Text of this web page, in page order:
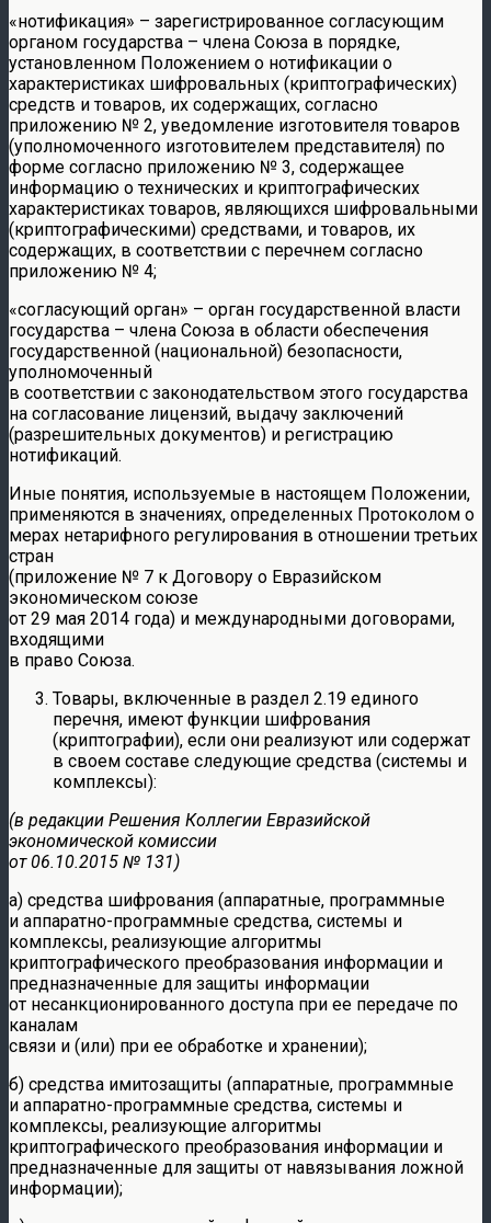
«нотификация» – зарегистрированное согласующим
органом государства – члена Союза в порядке,
установленном Положением о нотификации о
характеристиках шифровальных (криптографических)
средств и товаров, их содержащих, согласно
приложению № 2, уведомление изготовителя товаров
(уполномоченного изготовителем представителя) по
форме согласно приложению № 3, содержащее
информацию о технических и криптографических
характеристиках товаров, являющихся шифровальными
(криптографическими) средствами, и товаров, их
содержащих, в соответствии с перечнем согласно
приложению № 4;
«согласующий орган» – орган государственной власти
государства – члена Союза в области обеспечения
государственной (национальной) безопасности,
уполномоченный
в соответствии с законодательством этого государства
на согласование лицензий, выдачу заключений
(разрешительных документов) и регистрацию
нотификаций.
Иные понятия, используемые в настоящем Положении,
применяются в значениях, определенных Протоколом о
мерах нетарифного регулирования в отношении третьих
стран
(приложение № 7 к Договору о Евразийском
экономическом союзе
от 29 мая 2014 года) и международными договорами,
входящими
в право Союза.
Товары, включенные в раздел 2.19 единого
перечня, имеют функции шифрования
(криптографии), если они реализуют или содержат
в своем составе следующие средства (системы и
комплексы):
(в редакции Решения Коллегии Евразийской
экономической комиссии
от 06.10.2015 № 131)
а) средства шифрования (аппаратные, программные
и аппаратно-программные средства, системы и
комплексы, реализующие алгоритмы
криптографического преобразования информации и
предназначенные для защиты информации
от несанкционированного доступа при ее передаче по
каналам
связи и (или) при ее обработке и хранении);
б) средства имитозащиты (аппаратные, программные
и аппаратно-программные средства, системы и
комплексы, реализующие алгоритмы
криптографического преобразования информации и
предназначенные для защиты от навязывания ложной
информации);